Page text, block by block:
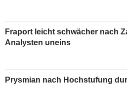
Fraport leicht schwächer nach
Analysten uneins
Prysmian nach Hochstufung